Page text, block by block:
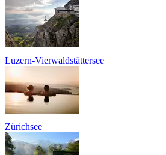
Luzern-Vierwaldstättersee
Zürichsee